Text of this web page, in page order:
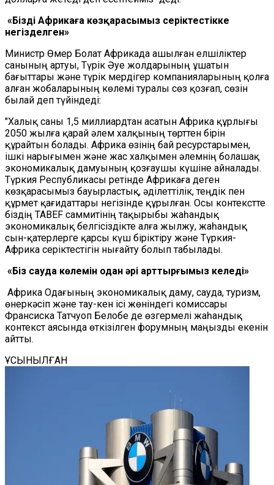
«Біздің Африкаға көзқарасымыз серіктестікке
негізделген»
Министр Өмер Болат Африкада ашылған елшіліктер
санының артуы, Түрік Әуе жолдарының ұшатын
бағыттары және түрік мердігер компанияларының қолға
алған жобаларының көлемі туралы сөз қозғап, сөзін
былай деп түйіндеді:
"Халық саны 1,5 миллиардтан асатын Африка құрлығы
2050 жылға қарай әлем халқының төрттен бірін
құрайтын болады. Африка өзінің бай ресурстарымен,
ішкі нарығымен және жас халқымен әлемнің болашақ
экономикалық дамуының қозғаушы күшіне айналады.
Түркия Республикасы ретінде Африкаға деген
көзқарасымыз бауырластық, әділеттілік, теңдік пен
құрмет қағидаттары негізінде құрылған. Осы контекстте
біздің TABEF саммитінің тақырыбы жаһандық
экономикалық белгісіздікте алға жылжу, жаһандық
сын-қатерлерге қарсы күш біріктіру және Түркия-
Африка серіктестігін нығайту болып табылады.
«Біз сауда көлемін одан әрі арттырғымыз келеді»
Африка Одағының экономикалық даму, сауда, туризм,
өнеркәсіп және тау-кен ісі жөніндегі комиссары
Франсиска Татчуоп Белобе де өзгермелі жаһандық
контекст аясында өткізілген форумның маңызды екенін
айтты.
ҰСЫНЫЛҒАН